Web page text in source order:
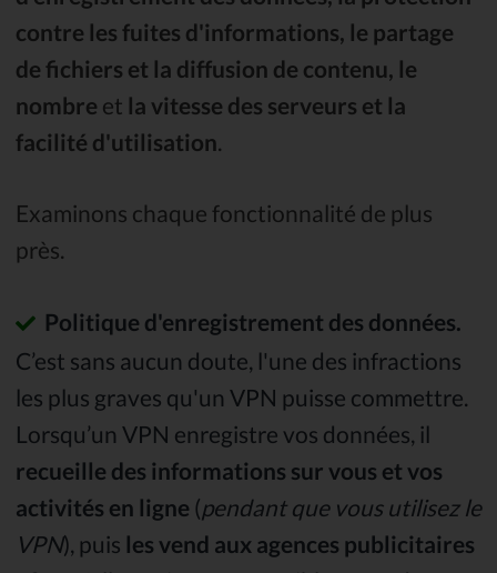
contre les fuites d'informations, le partage
de fichiers et la diffusion de contenu, le
nombre et la vitesse des serveurs et la
facilité d'utilisation.
Examinons chaque fonctionnalité de plus
près.
Politique d'enregistrement des données.
C’est sans aucun doute, l'une des infractions
les plus graves qu'un VPN puisse commettre.
Lorsqu’un VPN enregistre vos données, il
recueille des informations sur vous et vos
activités en ligne (pendant que vous utilisez le
VPN), puis les vend aux agences publicitaires